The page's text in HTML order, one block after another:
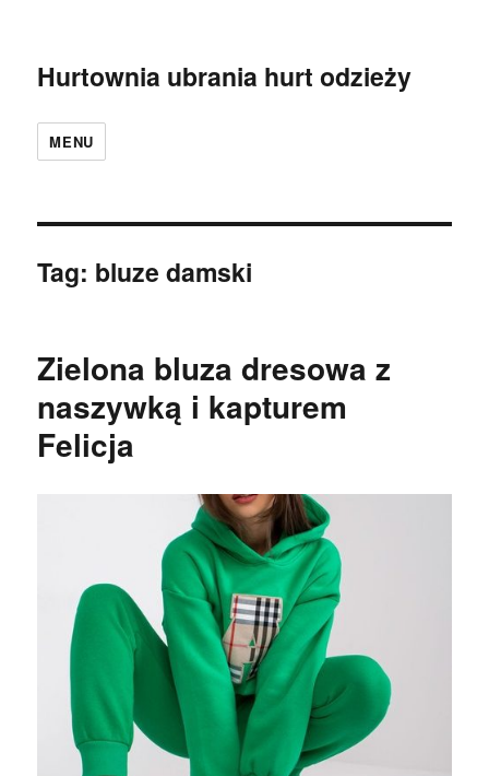
Hurtownia ubrania hurt odzieży
MENU
Tag: bluze damski
Zielona bluza dresowa z
naszywką i kapturem
Felicja